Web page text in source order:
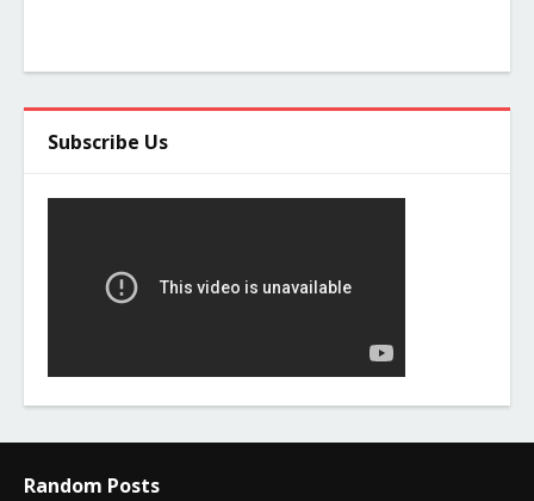
Subscribe Us
Random Posts